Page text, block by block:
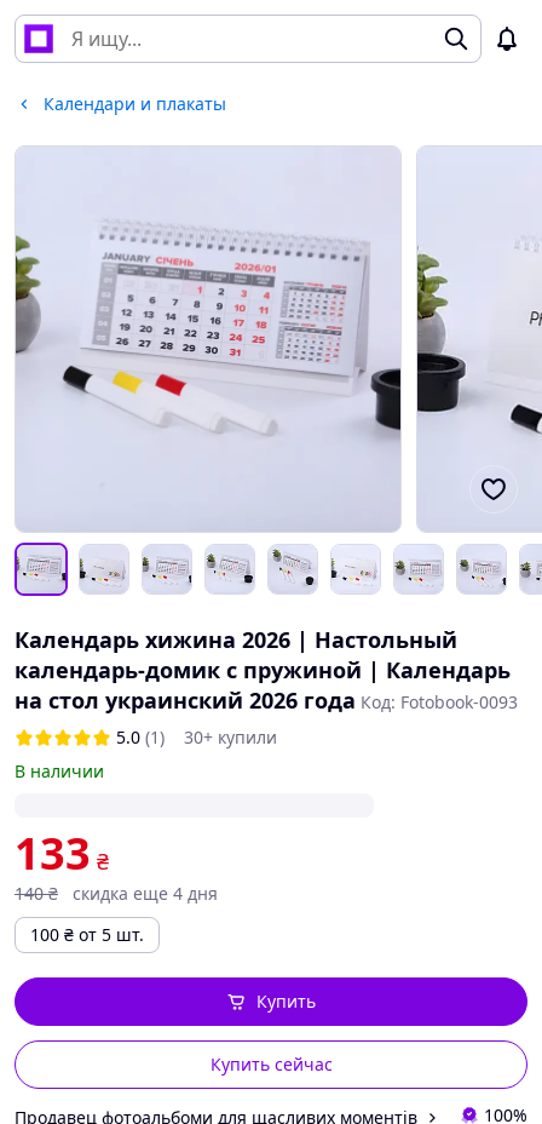
Календари и плакаты
Календарь хижина 2026 | Настольный
календарь-домик с пружиной | Календарь
на стол украинский 2026 года Код: Fotobook-0093
5.0 (1)
30+ купили
В наличии
133 ₴
140 ₴
скидка еще 4 дня
100 ₴ от 5 шт.
Купить сейчас
Купить
Продавец фотоальбоми для щасливих моментів 100%